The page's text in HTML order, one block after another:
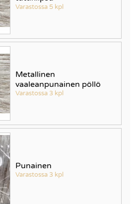
Varastossa 5 kpl
Metallinen
vaaleanpunainen pöllö
Varastossa 3 kpl
Punainen
Varastossa 3 kpl